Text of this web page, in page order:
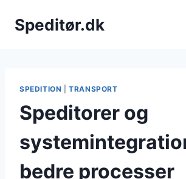
Speditør.dk
SPEDITION |TRANSPORT
Speditorer og
bedre processer